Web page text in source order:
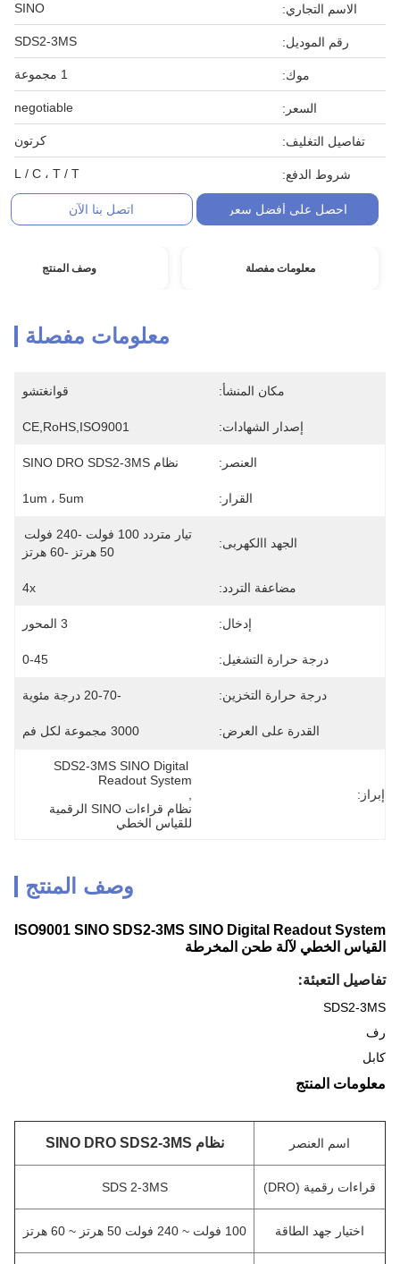
الاسم التجاري: SINO
رقم الموديل: SDS2-3MS
موك: 1 مجموعة
السعر: negotiable
تفاصيل التغليف: كرتون
شروط الدفع: L / C ، T / T
احصل على أفضل سعر اتصل بنا الآن
معلومات مفصلة وصف المنتج
معلومات مفصلة
مكان المنشأ: قوانغتشو
إصدار الشهادات: CE,RoHS,ISO9001
العنصر: نظام SINO DRO SDS2-3MS
القرار: 1um ، 5um
الجهد االكهربى:
50 هرتز -60 هرتز
مضاعفة التردد: 4x
إدخال: 3 المحور
درجة حرارة التشغيل: 0-45
درجة حرارة التخزين: -20-70 درجة مئوية
القدرة على العرض: 3000 مجموعة لكل فم
إبراز:
SDS2-3MS SINO Digital
Readout System
للقياس الخطي
وصف المنتج
ISO9001 SINO SDS2-3MS SINO Digital Readout System
القياس الخطي لآلة طحن المخرطة
تفاصيل التعبئة:
SDS2-3MS
رف
كابل
معلومات المنتج
اسم العنصر نظام SINO DRO SDS2-3MS
قراءات رقمية (DRO) SDS 2-3MS
اختيار جهد الطاقة 100 فولت ~ 240 فولت 50 هرتز ~ 60 هرتز